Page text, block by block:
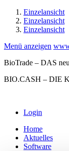
Einzelansicht
Einzelansicht
Einzelansicht
Menü anzeigen
BioTrade – DAS
BIO.CASH – DIE
Login
Home
Aktuelles
Software